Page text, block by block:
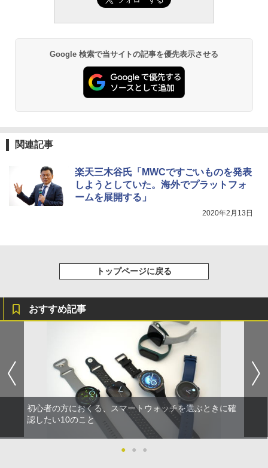
Google 検索で当サイトの記事を優先表示させる
関連記事
楽天三木谷氏「MWCですごいものを発表
しようとしていた。海外でプラットフォ
ームを展開する」
2020年2月13日
トップページに戻る
おすすめ記事
初心者の方におくる、スマートウォッチを選ぶときに確
認したい10のこと
● ● ●